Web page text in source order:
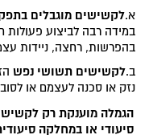
א.לקשישים מוגבלים
במידה רבה לביצוע פעולות
בהפרשות, רחצה, ניידות
ב.לקשישים תשושי נפש
נזק או סכנה לעצמם או
הגמלה מוענקת רק
סיעודי או במחלקה